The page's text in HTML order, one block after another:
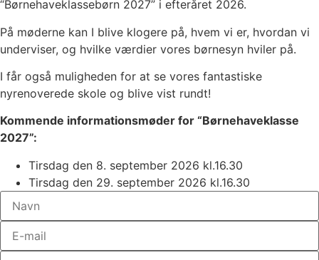
“Børnehaveklassebørn 2027” i efteråret 2026.
På møderne kan I blive klogere på, hvem vi er, hvordan vi
underviser, og hvilke værdier vores børnesyn hviler på.
I får også muligheden for at se vores fantastiske
nyrenoverede skole og blive vist rundt!
Kommende informationsmøder for “Børnehaveklasse
2027”:
Tirsdag den 8. september 2026 kl.16.30
Tirsdag den 29. september 2026 kl.16.30